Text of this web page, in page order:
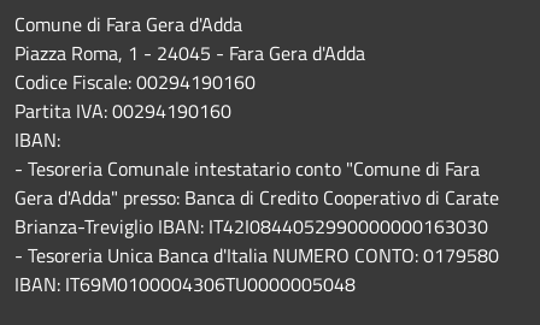
Comune di Fara Gera d'Adda
Piazza Roma, 1 - 24045 - Fara Gera d'Adda
Codice Fiscale: 00294190160
Partita IVA: 00294190160
IBAN:
- Tesoreria Comunale intestatario conto "Comune di Fara
Gera d'Adda" presso: Banca di Credito Cooperativo di Carate
Brianza-Treviglio IBAN: IT42I0844052990000000163030
- Tesoreria Unica Banca d'Italia NUMERO CONTO: 0179580
IBAN: IT69M0100004306TU0000005048